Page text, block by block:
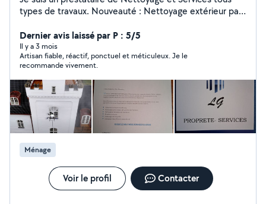
types de travaux. Nouveauté : Nettoyage extérieur par
Dernier avis laissé par P : 5/5
Il y a 3 mois
Artisan fiable, réactif, ponctuel et méticuleux. Je le
recommande vivement.
Ménage
Voir le profil Contacter